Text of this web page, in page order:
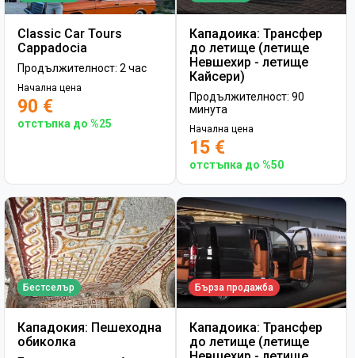
Classic Car Tours
Cappadocia
Продължителност: 2 час
Начална цена
90 €
отстъпка до %25
Кападоика: Трансфер
до летище (летище
Невшехир - летище
Кайсери)
Продължителност: 90
минута
Начална цена
15 €
отстъпка до %50
Бестселър
Кападокия: Пешеходна
обиколка
Бърза продажба
Кападоика: Трансфер
до летище (летище